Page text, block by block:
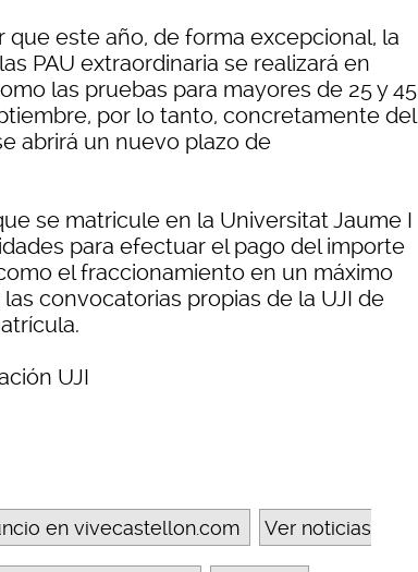
que este año, de forma excepcional, la
PAU extraordinaria se realizará en
las pruebas para mayores de 25 y 45
por lo tanto, concretamente del
abrirá un nuevo plazo de
se matricule en la Universitat Jaume I
para efectuar el pago del importe
el fraccionamiento en un máximo
convocatorias propias de la UJI de
UJI
en vivecastellon.com Ver noticias